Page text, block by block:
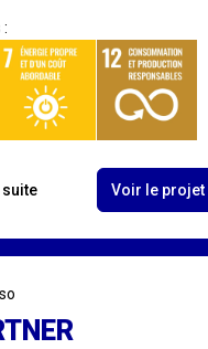
:
suite Voir le projet